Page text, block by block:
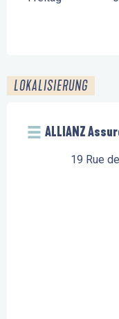
LOKALISIERUNG
ALLIANZ
19 Rue